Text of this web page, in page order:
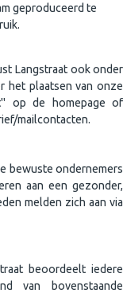
geproduceerd te
Langstraat ook onder
het plaatsen van onze
op de homepage of
mailcontacten.
bewuste ondernemers
aan een gezonder,
melden zich aan via
beoordeelt iedere
van bovenstaande